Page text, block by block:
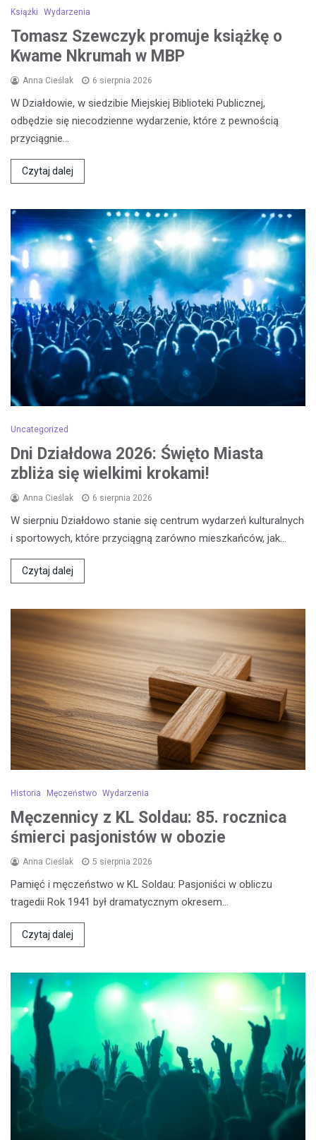
Książki Wydarzenia
Tomasz Szewczyk promuje książkę o
Kwame Nkrumah w MBP
Anna Cieślak 6 sierpnia 2026
W Działdowie, w siedzibie Miejskiej Biblioteki Publicznej,
odbędzie się niecodzienne wydarzenie, które z pewnością
przyciągnie…
Czytaj dalej
Uncategorized
Dni Działdowa 2026: Święto Miasta
zbliża się wielkimi krokami!
Anna Cieślak 6 sierpnia 2026
W sierpniu Działdowo stanie się centrum wydarzeń kulturalnych
i sportowych, które przyciągną zarówno mieszkańców, jak…
Czytaj dalej
Historia Męczeństwo Wydarzenia
Męczennicy z KL Soldau: 85. rocznica
śmierci pasjonistów w obozie
Anna Cieślak 5 sierpnia 2026
Pamięć i męczeństwo w KL Soldau: Pasjoniści w obliczu
tragedii Rok 1941 był dramatycznym okresem…
Czytaj dalej